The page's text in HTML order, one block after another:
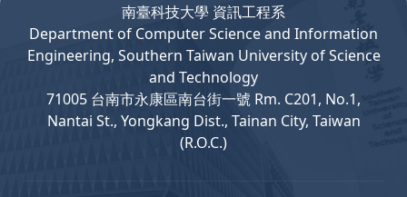
南臺科技大學 資訊工程系
Departmentof ComputerScience and Information
Engineering, Southern Taiwan University of Science
and Technology
71005 台南市永康區南台街一號 Rm. C201, No.1,
Nantai St., Yongkang Dist., Tainan City, Taiwan
(R.O.C.)